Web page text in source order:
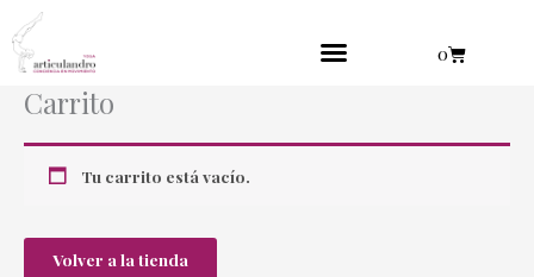
al
contenido
0
Cart
Carrito
Tu carrito está vacío.
Volver a la tienda